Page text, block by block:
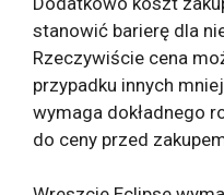
stanowić barierę dla
Rzeczywiście cena
przypadku innych
wymaga dokładnego
do ceny przed